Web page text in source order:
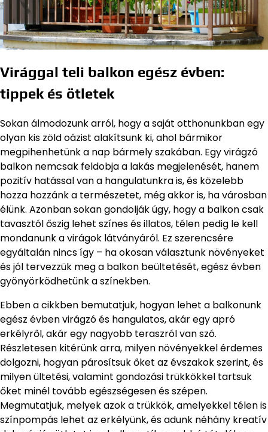
Virággal teli balkon egész évben:
tippek és ötletek
Sokan álmodozunk arról, hogy a saját otthonunkban egy
olyan kis zöld oázist alakítsunk ki, ahol bármikor
megpihenhetünk a nap bármely szakában. Egy virágzó
balkon nemcsak feldobja a lakás megjelenését, hanem
pozitív hatással van a hangulatunkra is, és közelebb
hozza hozzánk a természetet, még akkor is, ha városban
élünk. Azonban sokan gondolják úgy, hogy a balkon csak
tavasztól őszig lehet színes és illatos, télen pedig le kell
mondanunk a virágok látványáról. Ez szerencsére
egyáltalán nincs így – ha okosan választunk növényeket
és jól tervezzük meg a balkon beültetését, egész évben
gyönyörködhetünk a színekben.
Ebben a cikkben bemutatjuk, hogyan lehet a balkonunk
egész évben virágzó és hangulatos, akár egy apró
erkélyről, akár egy nagyobb teraszról van szó.
Részletesen kitérünk arra, milyen növényekkel érdemes
dolgozni, hogyan párosítsuk őket az évszakok szerint, és
milyen ültetési, valamint gondozási trükkökkel tartsuk
őket minél tovább egészségesen és szépen.
Megmutatjuk, melyek azok a trükkök, amelyekkel télen is
színpompás lehet az erkélyünk, és adunk néhány kreatív